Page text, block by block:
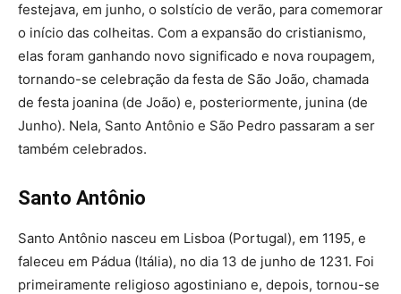
festejava, em junho, o solstício de verão, para comemorar
o início das colheitas. Com a expansão do cristianismo,
elas foram ganhando novo significado e nova roupagem,
tornando-se celebração da festa de São João, chamada
de festa joanina (de João) e, posteriormente, junina (de
Junho). Nela, Santo Antônio e São Pedro passaram a ser
também celebrados.
Santo Antônio
Santo Antônio nasceu em Lisboa (Portugal), em 1195, e
faleceu em Pádua (Itália), no dia 13 de junho de 1231. Foi
primeiramente religioso agostiniano e, depois, tornou-se